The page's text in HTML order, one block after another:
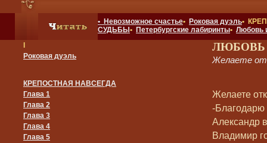
• Невозможное счастье• Роковая дуэль•
СУДЬБЫ • Петербургские лабиринты• Любовь
Роковая дуэль
КРЕПОСТНАЯ НАВСЕГДА
Глава 1
Глава 2
Глава 3
Глава 4
Глава 5
ЛЮБОВЬ
Желаете
Желаете
-Благодарю
Александр
Владимир